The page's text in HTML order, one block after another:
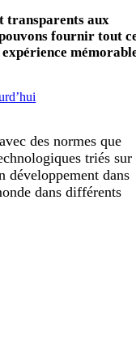
transparents aux
fournir tout
des normes que
triés sur
développement dans
dans différents